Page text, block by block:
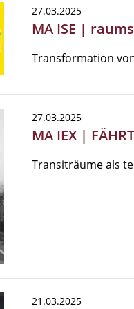
27.03.2025
MA ISE |
Transformation
27.03.2025
MA IEX |
Transiträume als
21.03.2025